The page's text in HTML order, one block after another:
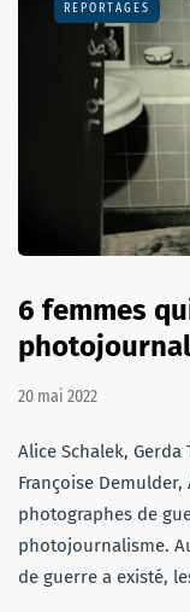
REPORTAGES
6 femmes
20 mai 2022
Alice Schalek, Gerda
Françoise
photographes de
photojournalisme.
de guerre a existé,